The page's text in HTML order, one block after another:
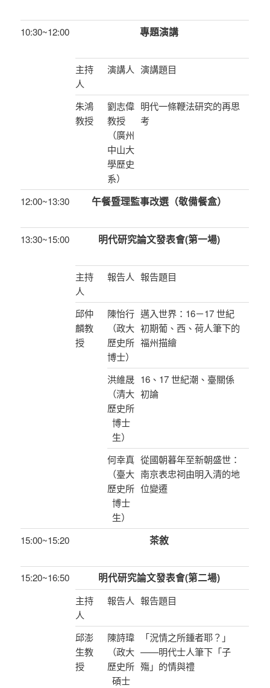
10:30~12:00 專題演講
主持
人
演講人 演講題目
朱鴻
教授
劉志偉
教授
（廣州
中山大
學歷史
系）
明代一條鞭法研究的再思
考
12:00~13:30 午餐暨理監事改選（敬備餐盒）
13:30~15:00 明代研究論文發表會(第一場)
主持
人
報告人 報告題目
邱仲
麟教
授
陳怡行
（政大
歷史所
博士）
邁入世界：16－17 世紀
初期葡、西、荷人筆下的
福州描繪
洪維晟
（清大
歷史所
博士
生）
16、17 世紀潮、臺關係
初論
何幸真
（臺大
歷史所
博士
生）
從國朝暮年至新朝盛世：
南京表忠祠由明入清的地
位變遷
15:00~15:20 茶敘
15:20~16:50 明代研究論文發表會(第二場)
主持
人
報告人 報告題目
邱澎
生教
授
陳詩瑋
（政大
歷史所
碩士
「況情之所鍾者耶？」
——明代士人筆下「子
殤」的情與禮